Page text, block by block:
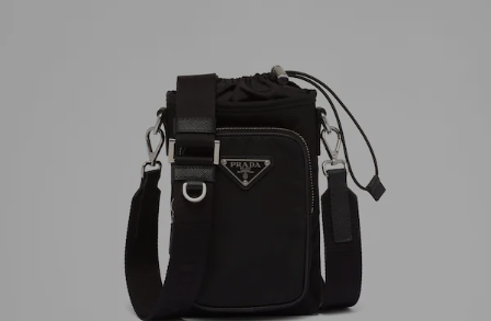
حقيبة التسوق فارغة